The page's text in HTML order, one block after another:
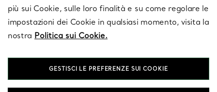
SEGUICI
più sui Cookie, sulle loro finalità e su come regolare le
impostazioni dei Cookie in qualsiasi momento, visita la
nostra Politica sui Cookie.
GESTISCI LE PREFERENZE SUI COOKIE